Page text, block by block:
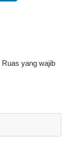
Ruas yang wajib